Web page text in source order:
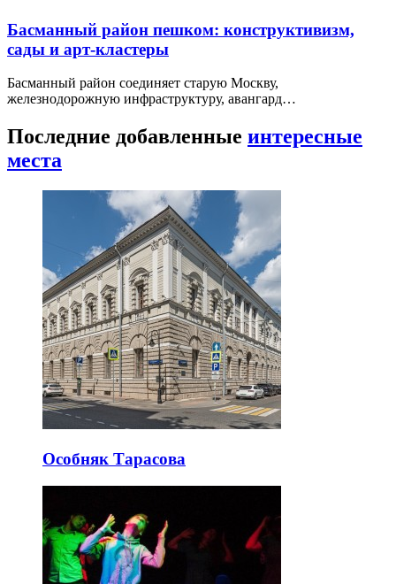
Басманный район пешком: конструктивизм,
сады и арт-кластеры
Басманный район соединяет старую Москву,
железнодорожную инфраструктуру, авангард…
Последние добавленные интересные
места
Особняк Тарасова